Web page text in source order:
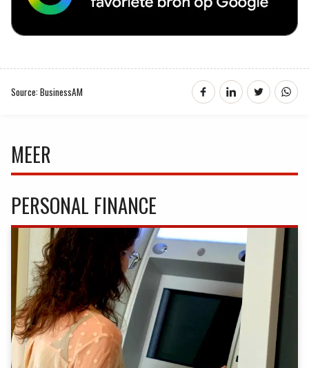
Source: BusinessAM
MEER
PERSONAL FINANCE